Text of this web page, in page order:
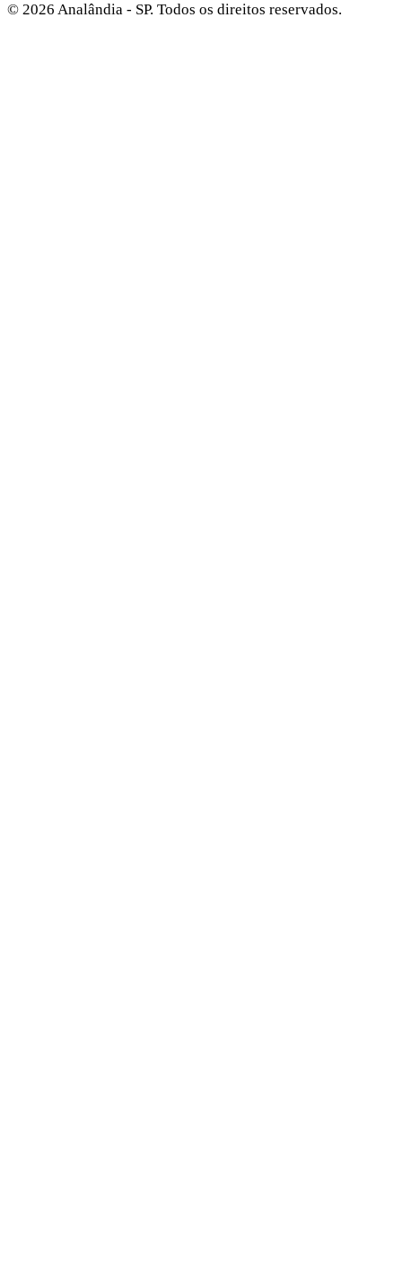
© 2026 Analândia - SP. Todos os direitos reservados.